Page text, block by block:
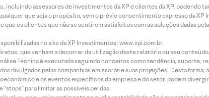
assessores de investimentos da XP e clientes da XP, podendo
que seja o propósito, sem o prévio consentimento expresso da XP
os clientes que não se sentirem satisfeitos com as soluções dadas
no site da XP Investimentos: www.xpi.com.br.
que venham a decorrer da utilização deste relatório ou seu conteúdo.
Técnica é executada seguindo conceitos como tendência, suporte,
divulgados pelas companhias emissoras e suas projeções. Desta forma,
e os eventos específicos da empresa e do setor, podem
para limitar as possíveis perdas.